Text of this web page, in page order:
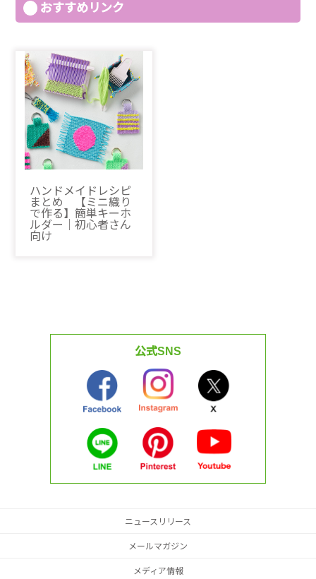
おすすめリンク
ハンドメイドレシピ
まとめ 【ミニ織り
で作る】簡単キーホ
ルダー｜初心者さん
向け
公式SNS
ニュースリリース
メールマガジン
メディア情報